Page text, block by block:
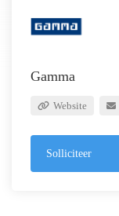
Gamma
Website
Solliciteer